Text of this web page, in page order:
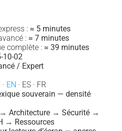
: ≈ 5 minutes
: ≈ 7 minutes
complète : ≈ 39 minutes
10-02
/ Expert
EN · ES · FR
souverain — densité
→ Architecture → Sécurité →
→ Ressources